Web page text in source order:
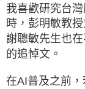
我喜歡研究台
時，彭明敏教
謝聰敏先生也
的追悼文。
在AI普及之前